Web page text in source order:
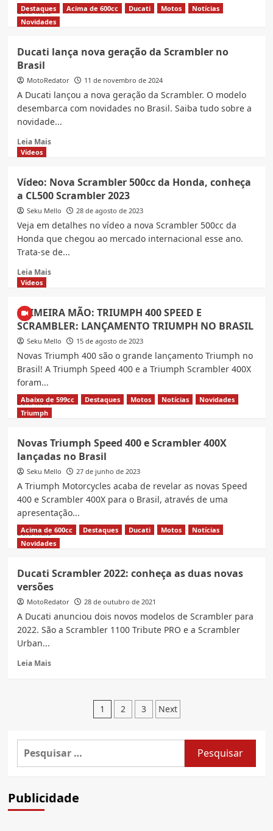
do
lançamento
esperado
Brasil
Leia MaisRead
more
lança
da
Scrambler
exclusiva
no
Brasil
Destaques Acima de 600cc Ducati Motos
Notícias
Novidades
Ducati lança nova geração da Scrambler no
Brasil
MotoRedator 11 de novembro de 2024
A Ducati lançou a nova geração da Scrambler. O modelo
desembarca com novidades no Brasil. Saiba tudo sobre a
novidade...
Leia MaisRead
lança
nova
geração
da
no
Brasil
Vídeos
Vídeo: Nova Scrambler 500cc da Honda, conheça
a CL500 Scrambler 2023
Seku Mello 28 de agosto de 2023
Veja em detalhes no vídeo a nova Scrambler 500cc da
Honda que chegou ao mercado internacional esse ano.
Trata-se de...
Leia MaisRead
Nova
Scrambler
500cc
da
Honda,
conheça
CL500
Scrambler
2023
Vídeos
PRIMEIRA MÃO: TRIUMPH 400 SPEED E
SCRAMBLER: LANÇAMENTO TRIUMPH NO BRASIL
Seku Mello 15 de agosto de 2023
Novas Triumph 400 são o grande lançamento Triumph no
Brasil! A Triumph Speed 400 e a Triumph Scrambler 400X
foram...
Leia MaisRead
MÃO:
TRIUMPH
400
SPEED
E
SCRAMBLER:
LANÇAMENTO
TRIUMPH
NO
BRASIL
Abaixo de 599cc Destaques Motos Notícias
Novidades
Triumph
Novas Triumph Speed 400 e Scrambler 400X
lançadas no Brasil
Seku Mello 27 de junho de 2023
A Triumph Motorcycles acaba de revelar as novas Speed
400 e Scrambler 400X para o Brasil, através de uma
apresentação...
Leia MaisRead
more
Triumph
Speed
400
e
400X
Acima de 600cc Destaques Ducati Motos
Notícias
Novidades
Ducati Scrambler 2022: conheça as duas novas
versões
MotoRedator 28 de outubro de 2021
A Ducati anunciou dois novos modelos de Scrambler para
2022. São a Scrambler 1100 Tribute PRO e a Scrambler
Urban...
Leia MaisRead
as
duas
novas
Paginação
1 2 3 Next
Pesquisar
por:
Publicidade